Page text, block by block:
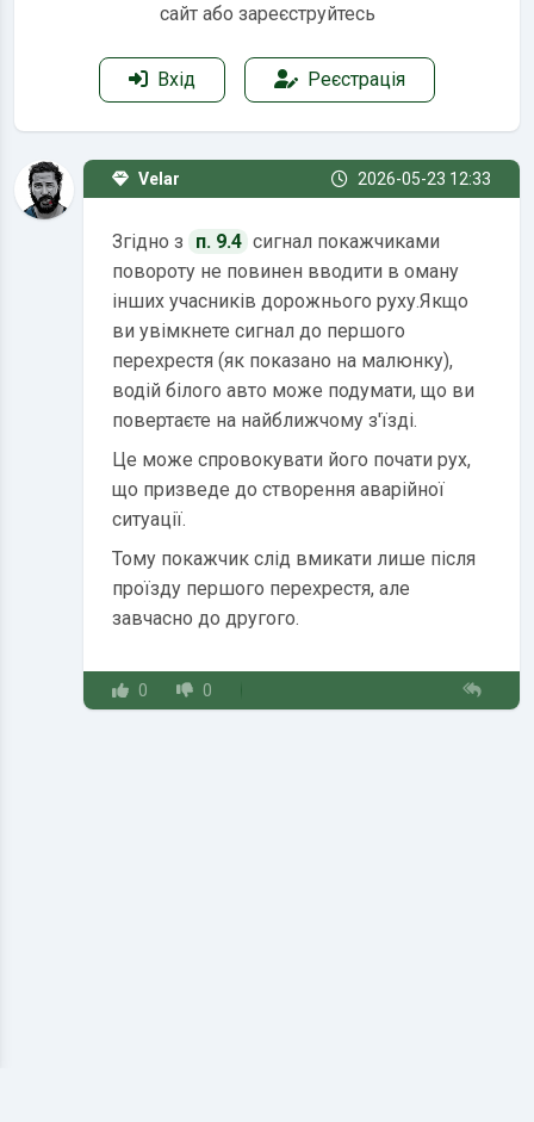
сайт або зареєструйтесь
Вхід Реєстрація
Velar 2026-05-23 12:33
Згідно з п. 9.4 сигнал покажчиками
повороту не повинен вводити в оману
інших учасників дорожнього руху.Якщо
ви увімкнете сигнал до першого
перехрестя (як показано на малюнку),
водій білого авто може подумати, що ви
повертаєте на найближчому з'їзді.
Це може спровокувати його почати рух,
що призведе до створення аварійної
ситуації.
Тому покажчик слід вмикати лише після
проїзду першого перехрестя, але
завчасно до другого.
0 0